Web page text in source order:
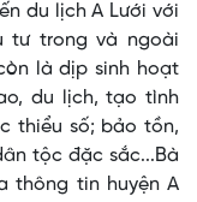
du lịch A Lưới với
tư trong và ngoài
là dịp sinh hoạt
du lịch, tạo tình
thiểu số; bảo tồn,
tộc đặc sắc...Bà
thông tin huyện A